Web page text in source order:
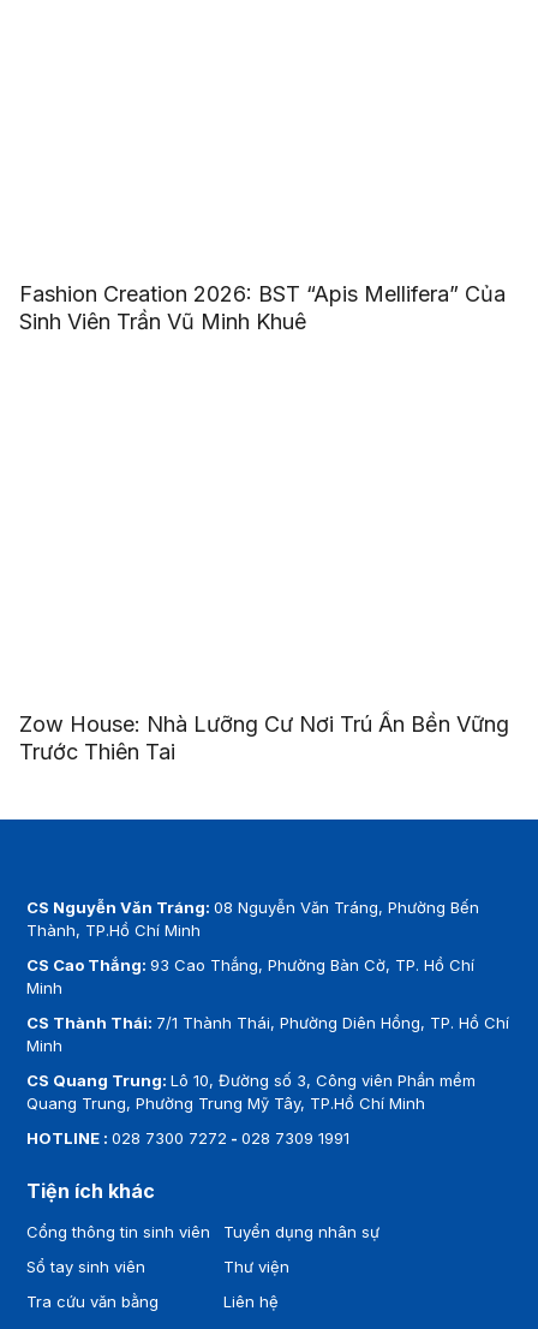
Fashion Creation 2026: BST “Apis Mellifera” Của
Sinh Viên Trần Vũ Minh Khuê
Zow House: Nhà Lưỡng Cư Nơi Trú Ẩn Bền Vững
Trước Thiên Tai
CS Nguyễn Văn Tráng:08 Nguyễn Văn Tráng, Phường Bến
Thành, TP.Hồ Chí Minh
CS Cao Thắng:93 Cao Thắng, Phường Bàn Cờ, TP. Hồ Chí
Minh
CS Thành Thái: 7/1 Thành Thái, Phường Diên Hồng, TP. Hồ Chí
Minh
CS Quang Trung:Lô 10, Đường số 3, Công viên Phần mềm
Quang Trung, Phường Trung Mỹ Tây, TP.Hồ Chí Minh
HOTLINE :028 7300 7272 -028 7309 1991
Tiện ích khác
Cổng thông tin sinh viên
Sổ tay sinh viên
Tra cứu văn bằng
Tuyển dụng nhân sự
Thư viện
Liên hệ